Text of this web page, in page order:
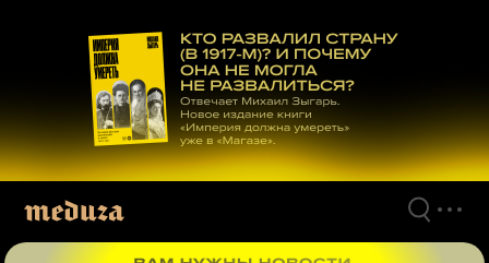
материалам